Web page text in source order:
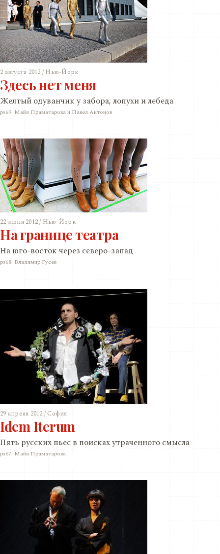
2 августа 2012 / Нью-Йорк
Здесь нет меня
Желтый одуванчик у забора, лопухи и лебеда
ps69. Майя Праматарова и Павел Антонов
22 июня 2012 / Нью-Йорк
На границе театра
На юго-восток через северо-запад
ps68. Владимир Гусев
29 апреля 2012 / София
Idem Iterum
Пять русских пьес в поисках утраченного смыслa
ps67. Майя Праматарова